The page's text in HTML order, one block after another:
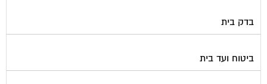
בדק בית
ביטוח ועד בית